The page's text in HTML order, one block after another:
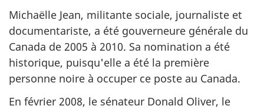
Michaëlle Jean, militante sociale, journaliste et
documentariste, a été gouverneure générale du
Canada de 2005 à 2010. Sa nomination a été
historique, puisqu'elle a été la première
personne noire à occuper ce poste au Canada.
En février 2008, le sénateur Donald Oliver, le